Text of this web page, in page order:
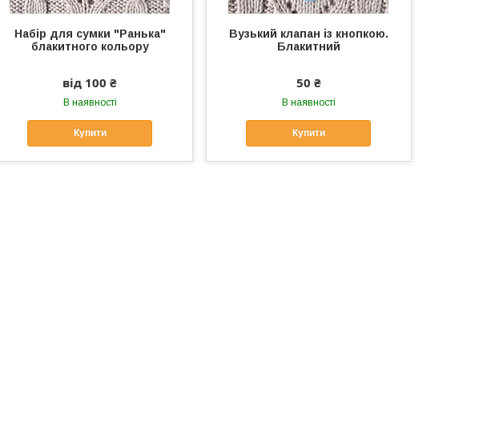
Набір для сумки "Ранька"
блакитного кольору
від 100 ₴
В наявності
Купити
Вузький клапан із кнопкою.
Блакитний
50 ₴
В наявності
Купити